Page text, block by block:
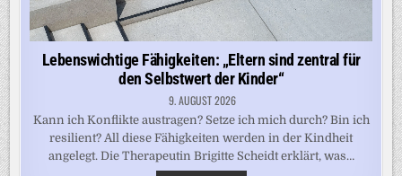
Lebenswichtige Fähigkeiten: „Eltern sind zentral für
den Selbstwert der Kinder“
9. AUGUST 2026
Kann ich Konflikte austragen? Setze ich mich durch? Bin ich
resilient? All diese Fähigkeiten werden in der Kindheit
angelegt. Die Therapeutin Brigitte Scheidt erklärt, was…